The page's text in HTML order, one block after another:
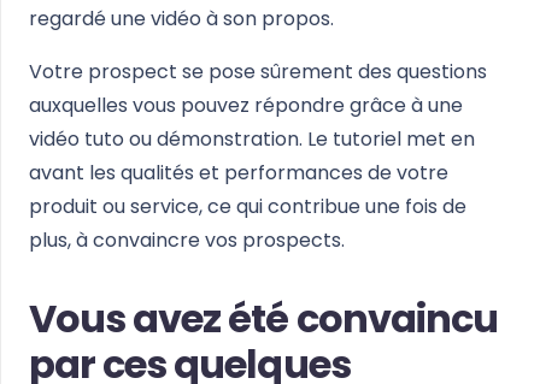
regardé une vidéo à son propos.
Votre prospect se pose sûrement des questions
auxquelles vous pouvez répondre grâce à une
vidéo tuto ou démonstration. Le tutoriel met en
avant les qualités et performances de votre
produit ou service, ce qui contribue une fois de
plus, à convaincre vos prospects.
Vous avez été convaincu
par ces quelques